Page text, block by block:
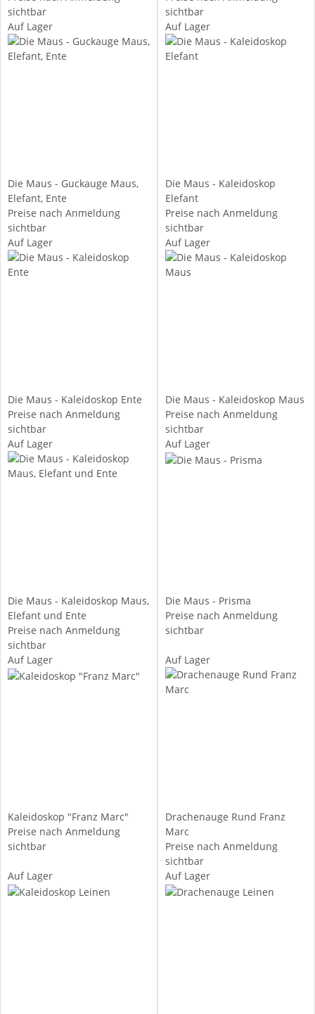
sichtbar
sichtbar
Auf Lager
Die Maus - Guckauge Maus,
Elefant, Ente
Preise nach Anmeldung
sichtbar
Auf Lager
Die Maus - Kaleidoskop
Elefant
Preise nach Anmeldung
sichtbar
Auf Lager
Die Maus - Kaleidoskop Ente
Preise nach Anmeldung
sichtbar
Auf Lager
Die Maus - Kaleidoskop Maus
Preise nach Anmeldung
sichtbar
Auf Lager
Die Maus - Kaleidoskop Maus,
Elefant und Ente
Preise nach Anmeldung
sichtbar
Auf Lager
Die Maus - Prisma
Preise nach Anmeldung
sichtbar
Auf Lager
Kaleidoskop "Franz Marc"
Preise nach Anmeldung
sichtbar
Auf Lager
Drachenauge Rund Franz
Marc
Preise nach Anmeldung
sichtbar
Auf Lager
Auf Lager